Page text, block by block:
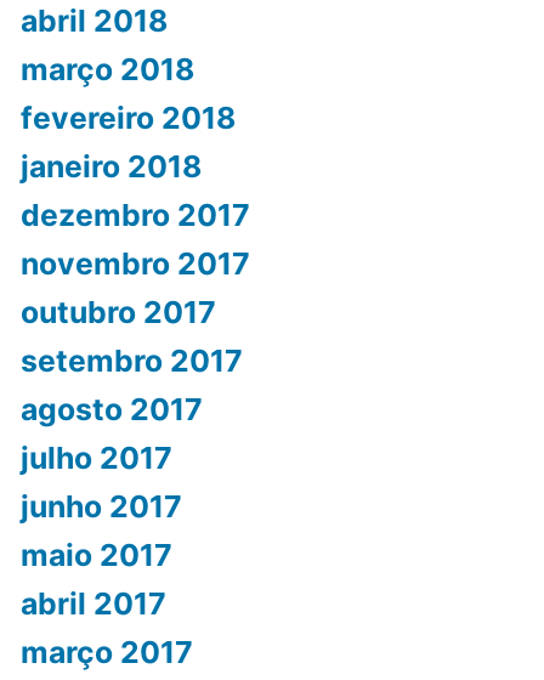
abril 2018
março 2018
fevereiro 2018
janeiro 2018
dezembro 2017
novembro 2017
outubro 2017
setembro 2017
agosto 2017
julho 2017
junho 2017
maio 2017
abril 2017
março 2017